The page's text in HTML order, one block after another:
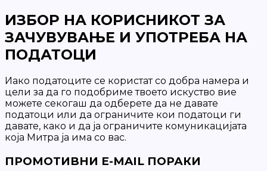
ИЗБОР НА КОРИСНИКОТ ЗА
ЗАЧУВУВАЊЕ И УПОТРЕБА НА
ПОДАТОЦИ
Иако податоците се користат со добра намера и
цели за да го подобриме твоето искуство вие
можете секогаш да одберете да не давате
податоци или да ограничите кои податоци ги
давате, како и да ја ограничите комуникацијата
која Митра ја има со вас.
ПРОМОТИВНИ E-MAIL ПОРАКИ